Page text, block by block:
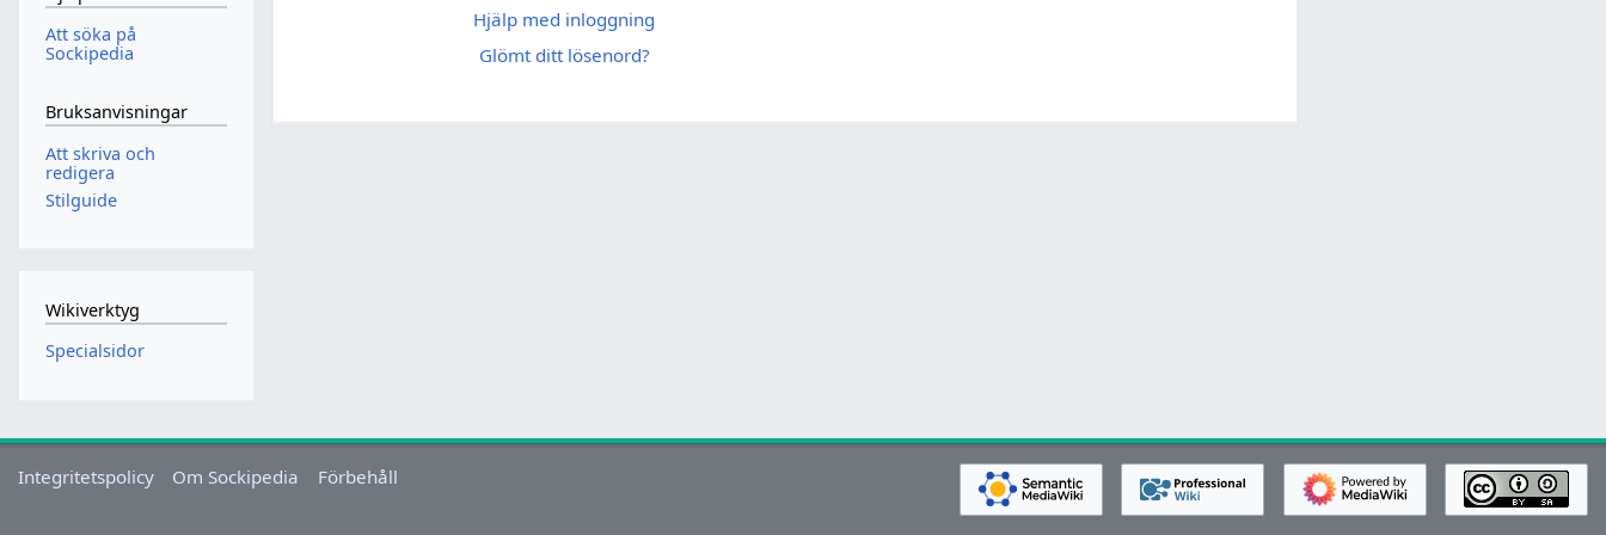
Hjälp med inloggning
Glömt ditt lösenord?
Att söka på
Sockipedia
Bruksanvisningar
Att skriva och
redigera
Stilguide
Wikiverktyg
Specialsidor
Integritetspolicy Om Sockipedia Förbehåll